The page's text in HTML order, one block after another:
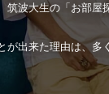
筑波大生の「お部屋
が出来た理由は、多